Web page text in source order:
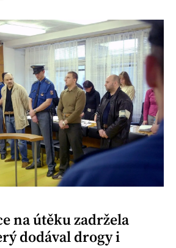
na útěku zadržela
dodával drogy i